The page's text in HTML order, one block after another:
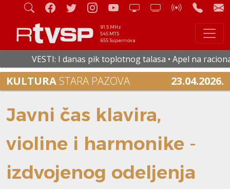
91.5 MHz
545 MTS
655 Supernova
VESTI: I danas pik toplotnog talasa • Apel na racionalnu
KULTURA STARA PAZOVA 23.04.2026.
Javni čas klavira,
violine i harmonike -
izdvojenog odeljenja